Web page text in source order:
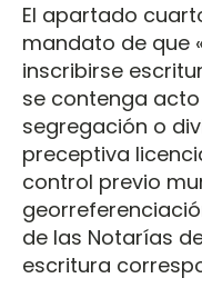
El apartado
mandato de que
inscribirse
se contenga
segregación o
preceptiva
control previo
de las Notarías
escritura